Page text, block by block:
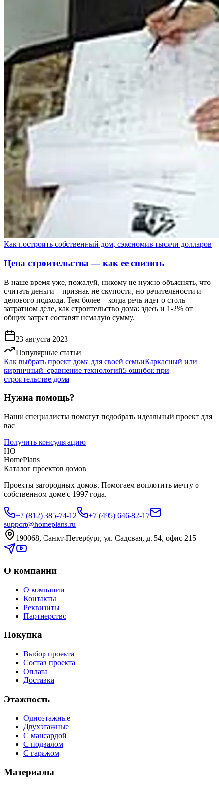
Как построить собственный дом, сэкономив тысячи долларов
Цена строительства — как ее снизить
В наше время уже, пожалуй, никому не нужно объяснять, что
считать деньги – признак не скупости, но рачительности и
делового подхода. Тем более – когда речь идет о столь
затратном деле, как строительство дома: здесь и 1-2% от
общих затрат составят немалую сумму.
23 августа 2023
Популярные статьи
Как выбрать проект дома для своей семьиКаркасный или
кирпичный: сравнение технологий5 ошибок при
строительстве дома
Нужна помощь?
Наши специалисты помогут подобрать идеальный проект для
вас
Получить консультацию
HO
HomePlans
Каталог проектов домов
Проекты загородных домов. Помогаем воплотить мечту о
собственном доме с 1997 года.
+7 (812) 385-74-12
+7 (495) 646-82-17
support@homeplans.ru
190068, Санкт-Петербург, ул. Садовая, д. 54, офис 215
О компании
О компании
Контакты
Реквизиты
Партнерство
Покупка
Выбор проекта
Состав проекта
Оплата
Доставка
Этажность
Одноэтажные
Двухэтажные
С мансардой
С подвалом
С гаражом
Материалы